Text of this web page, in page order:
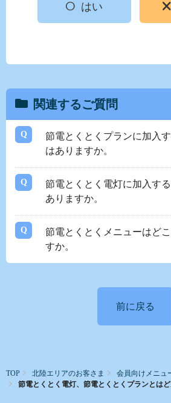
はい
関連するご質問
節電とくとくプランに加入
はありますか。
節電とくとく電灯に加入す
ありますか。
節電とくとくメニューはど
すか。
前に戻る
TOP 北陸エリアのお客さま 会員向けメニュ
節電とくとく電灯、節電とくとくプランとはど